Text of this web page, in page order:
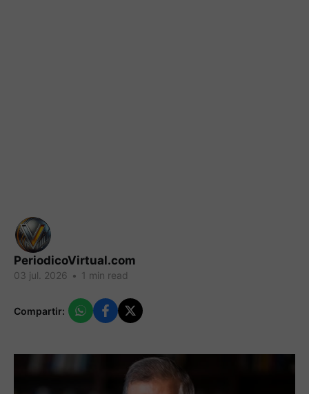
PeriodicoVirtual.com
03 jul. 2026 • 1 min read
Compartir: